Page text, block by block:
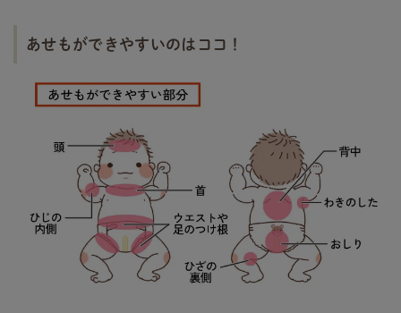
あせもができやすいのはココ！